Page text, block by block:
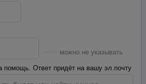
можно не указывать
помощь. Ответ придёт на вашу эл.почту